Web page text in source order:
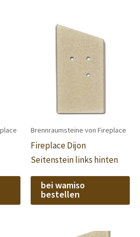
Brennraumsteine von Fireplace
Fireplace Dijon
Seitenstein links hinten
bei wamiso
bestellen